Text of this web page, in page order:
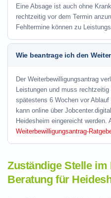
Eine Absage ist auch ohne
rechtzeitig vor dem Termin
Fehltermine können zu
Wie beantrage ich den
Der Weiterbewilligungsantrag
Leistungen und muss
spätestens 6 Wochen vor
kann online über
Heidesheim eingereicht werden.
Weiterbewilligungsantrag-
Zuständige Stelle im
Beratung für